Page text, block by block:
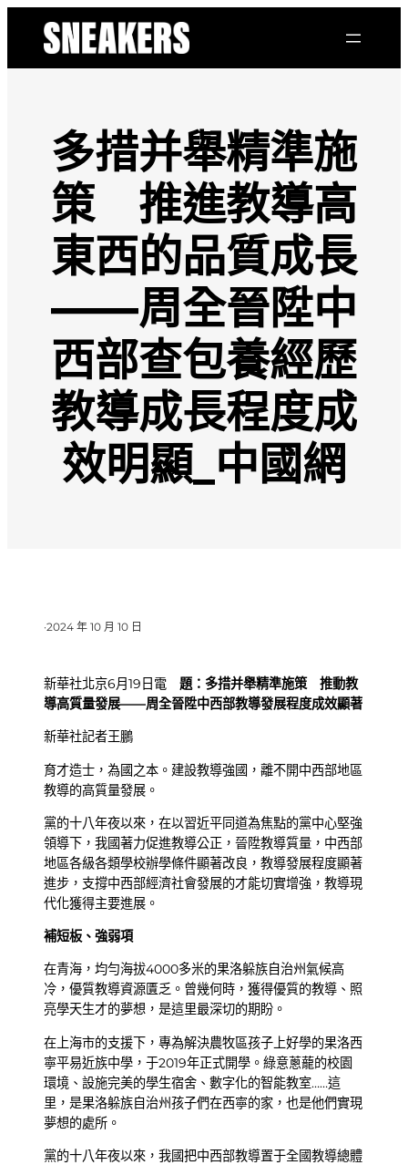
多措并舉精準施
策 推進教導高
東西的品質成長
——周全晉陞中
西部查包養經歷
教導成長程度成
效明顯_中國網
·2024 年 10 月 10 日
新華社北京6月19日電 題：多措并舉精準施策 推動教
導高質量發展——周全晉陞中西部教導發展程度成效顯著
新華社記者王鵬
育才造士，為國之本。建設教導強國，離不開中西部地區
教導的高質量發展。
黨的十八年夜以來，在以習近平同道為焦點的黨中心堅強
領導下，我國著力促進教導公正，晉陞教導質量，中西部
地區各級各類學校辦學條件顯著改良，教導發展程度顯著
進步，支撐中西部經濟社會發展的才能切實增強，教導現
代化獲得主要進展。
補短板、強弱項
在青海，均勻海拔4000多米的果洛躲族自治州氣候高
冷，優質教導資源匱乏。曾幾何時，獲得優質的教導、照
亮學天生才的夢想，是這里最深切的期盼。
在上海市的支援下，專為解決農牧區孩子上好學的果洛西
寧平易近族中學，于2019年正式開學。綠意蔥蘢的校園
環境、設施完美的學生宿舍、數字化的智能教室……這
里，是果洛躲族自治州孩子們在西寧的家，也是他們實現
夢想的處所。
黨的十八年夜以來，我國把中西部教導置于全國教導總體